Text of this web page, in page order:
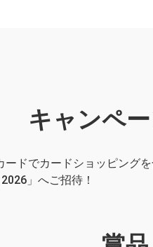
キャンペ
ドでカードショッピング
」へご招待！